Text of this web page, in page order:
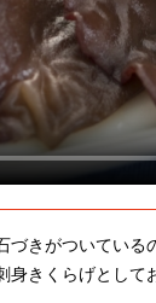
づきがついてい
きくらげとして